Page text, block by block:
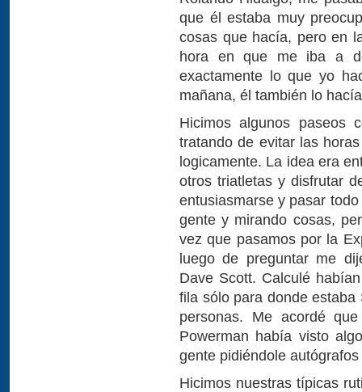
que él estaba muy
cosas que hacía, pero en
hora en que me iba a
exactamente lo que yo
mañana, él también lo
Hicimos algunos paseos
tratando de evitar las
logicamente. La idea era
otros triatletas y disfrutar
entusiasmarse y pasar
gente y mirando cosas,
vez que pasamos por la
luego de preguntar me
Dave Scott. Calculé
fila sólo para donde
personas. Me acordé
Powerman había visto
gente pidiéndole
Hicimos nuestras típicas